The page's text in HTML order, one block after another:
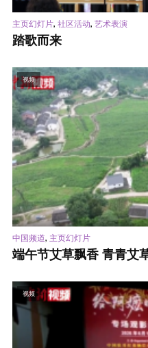
主页幻灯片, 社区活动, 艺术表演
踏歌而来
视频
中国频道, 主页幻灯片
端午节艾草飘香 青青艾
视频